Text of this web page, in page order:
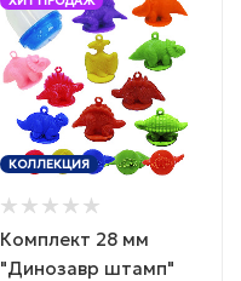
КОЛЛЕКЦИЯ
Комплект 28 мм
"Динозавр штамп"